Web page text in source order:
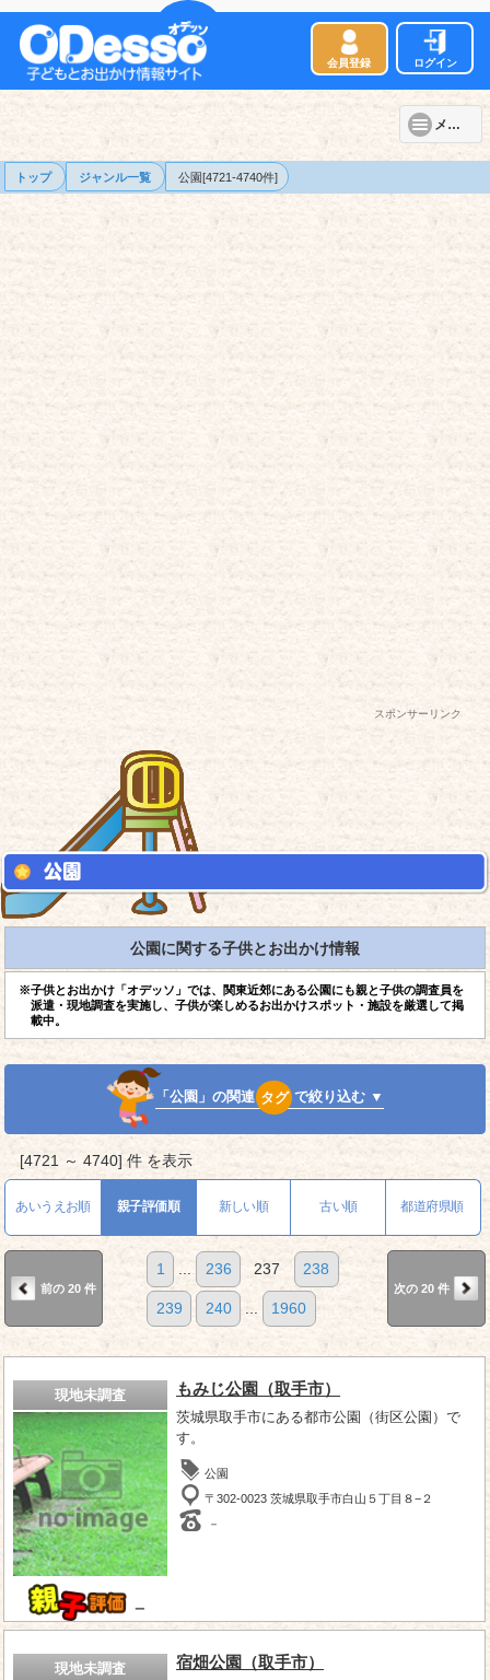
会員登録 ログイン
メニュー
トップ ジャンル一覧 公園[4721-4740件]
スポンサーリンク
公園に関する子供とお出かけ情報
※子供とお出かけ「オデッソ」では、関東近郊にある公園にも親と子供の調査員を
派遣・現地調査を実施し、子供が楽しめるお出かけスポット・施設を厳選して掲
載中。
「公園」の関連 タグ で絞り込む ▼
[4721 ～ 4740] 件 を表示
あいうえお順 親子評価順 新しい順 古い順 都道府県順
前の 20 件
1 ... 236 237 238
239 240 ... 1960
次の 20 件
現地未調査
－
もみじ公園（取手市）
茨城県取手市にある都市公園（街区公園）で
す。
公園
〒302-0023 茨城県取手市白山５丁目８−２
－
現地未調査 宿畑公園（取手市）